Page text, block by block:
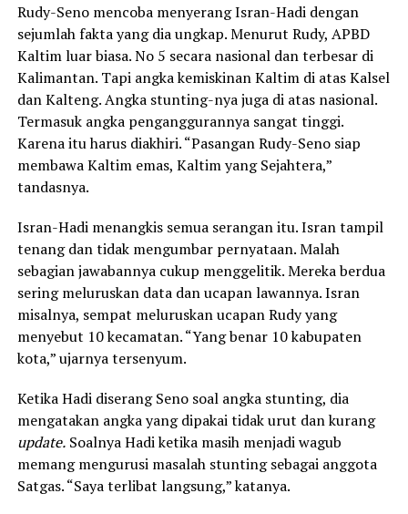
Rudy-Seno mencoba menyerang Isran-Hadi dengan
sejumlah fakta yang dia ungkap. Menurut Rudy, APBD
Kaltim luar biasa. No 5 secara nasional dan terbesar di
Kalimantan. Tapi angka kemiskinan Kaltim di atas Kalsel
dan Kalteng. Angka stunting-nya juga di atas nasional.
Termasuk angka penganggurannya sangat tinggi.
Karena itu harus diakhiri. “Pasangan Rudy-Seno siap
membawa Kaltim emas, Kaltim yang Sejahtera,”
tandasnya.
Isran-Hadi menangkis semua serangan itu. Isran tampil
tenang dan tidak mengumbar pernyataan. Malah
sebagian jawabannya cukup menggelitik. Mereka berdua
sering meluruskan data dan ucapan lawannya. Isran
misalnya, sempat meluruskan ucapan Rudy yang
menyebut 10 kecamatan. “Yang benar 10 kabupaten
kota,” ujarnya tersenyum.
Ketika Hadi diserang Seno soal angka stunting, dia
mengatakan angka yang dipakai tidak urut dan kurang
update.Soalnya Hadi ketika masih menjadi wagub
memang mengurusi masalah stunting sebagai anggota
Satgas. “Saya terlibat langsung,” katanya.